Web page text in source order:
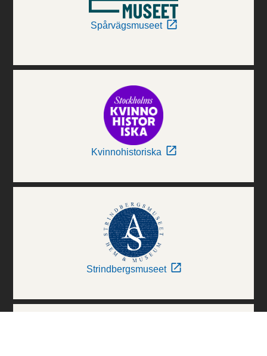
Spårvägsmuseet
Kvinnohistoriska
Strindbergsmuseet